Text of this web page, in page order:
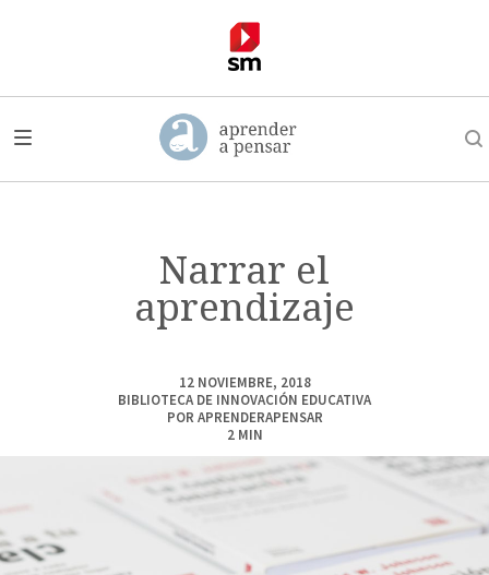
Narrar el
aprendizaje
12 NOVIEMBRE, 2018
BIBLIOTECA DE INNOVACIÓN EDUCATIVA
POR APRENDERAPENSAR
2 MIN